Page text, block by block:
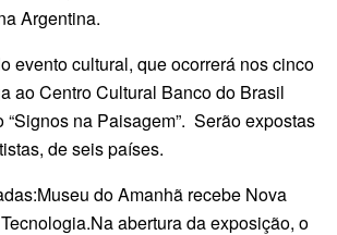
Argentina.
evento cultural, que ocorrerá nos cinco
ao Centro Cultural Banco do Brasil
“Signos na Paisagem”. Serão expostas
de seis países.
do Amanhã recebe Nova
abertura da exposição, o